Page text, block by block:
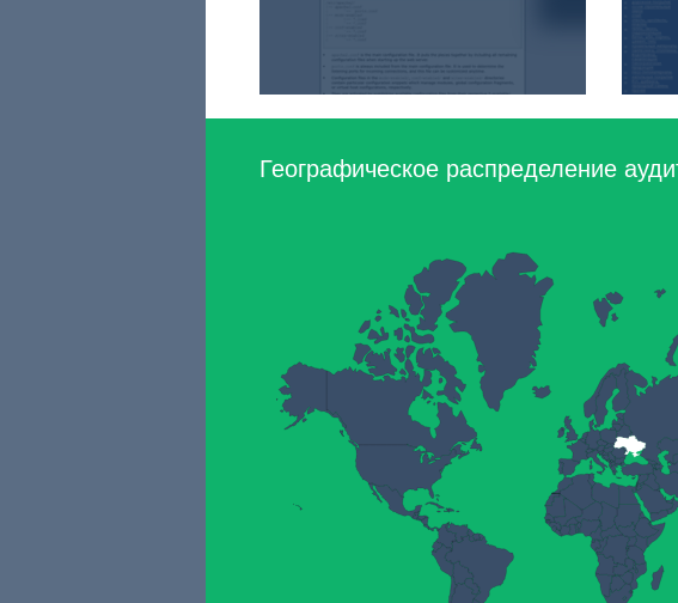
Географическое распределение